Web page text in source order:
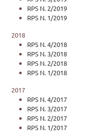
RPS N. 2/2019
RPS N. 1/2019
2018
RPS N. 4/2018
RPS N. 3/2018
RPS N. 2/2018
RPS N. 1/2018
2017
RPS N. 4/2017
RPS N. 3/2017
RPS N. 2/2017
RPS N. 1/2017